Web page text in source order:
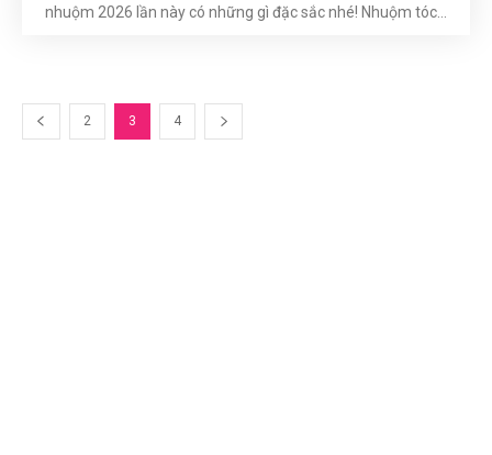
nhuộm 2026 lần này có những gì đặc sắc nhé! Nhuộm tóc...
2 3 4